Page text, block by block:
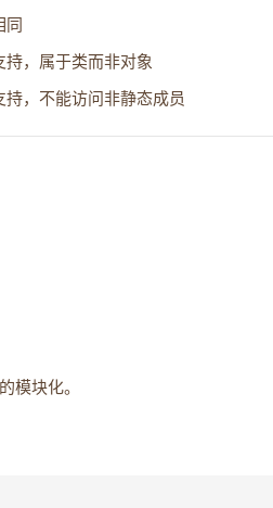
同
持，属于类而非对象
持，不能访问非静态成员
模块化。